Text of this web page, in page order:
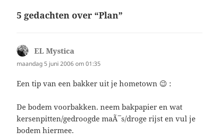
5 gedachten over “Plan”
EL Mystica
maandag 5 juni 2006 om 01:35
Een tip van een bakker uit je hometown 😉 :
De bodem voorbakken. neem bakpapier en wat
kersenpitten/gedroogde maÃ¯s/droge rijst en vul je
bodem hiermee.